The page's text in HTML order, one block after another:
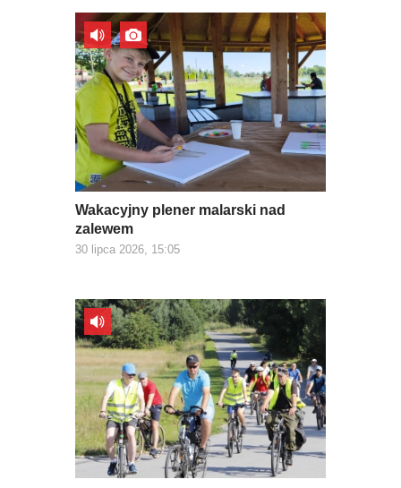
Wakacyjny plener malarski nad
zalewem
30 lipca 2026, 15:05